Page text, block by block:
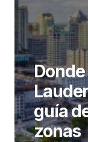
guía
zonas